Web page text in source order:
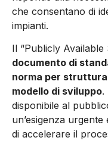
che consentano di
impianti.
Il “Publicly Available
documento di
norma per
modello di svi­luppo.
disponibile al
un’esigenza
di accelerare il